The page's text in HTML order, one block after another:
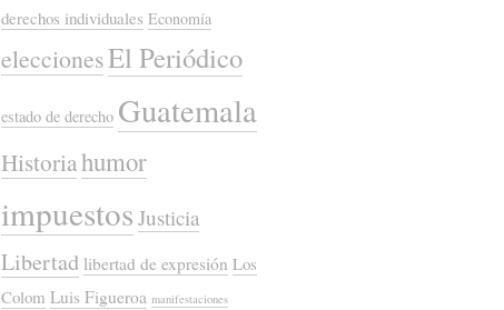
derechos individuales Economía
eleccionesEl Periódico
estado de derecho Guatemala
Historiahumor
impuestos Justicia
Libertad libertad de expresión Los
Colom Luis Figueroa manifestaciones